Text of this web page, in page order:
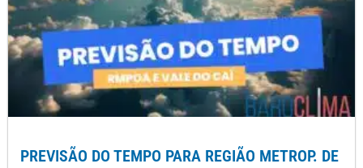
PREVISÃO DO TEMPO PARA REGIÃO METROP. DE